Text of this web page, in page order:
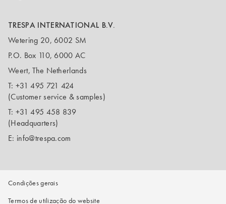
TRESPA INTERNATIONAL B.V.
Wetering 20, 6002 SM
P.O. Box 110, 6000 AC
Weert, The Netherlands
T: +31 495 721 424
(Customer service & samples)
T: +31 495 458 839
(Headquarters)
E: info@trespa.com
Condições gerais
Termos de utilização do website